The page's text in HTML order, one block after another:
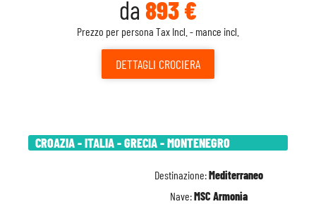
da 893 €
Prezzo per persona Tax Incl. - mance incl.
DETTAGLI CROCIERA
CROAZIA - ITALIA - GRECIA - MONTENEGRO
Destinazione:Mediterraneo
Nave:MSC Armonia